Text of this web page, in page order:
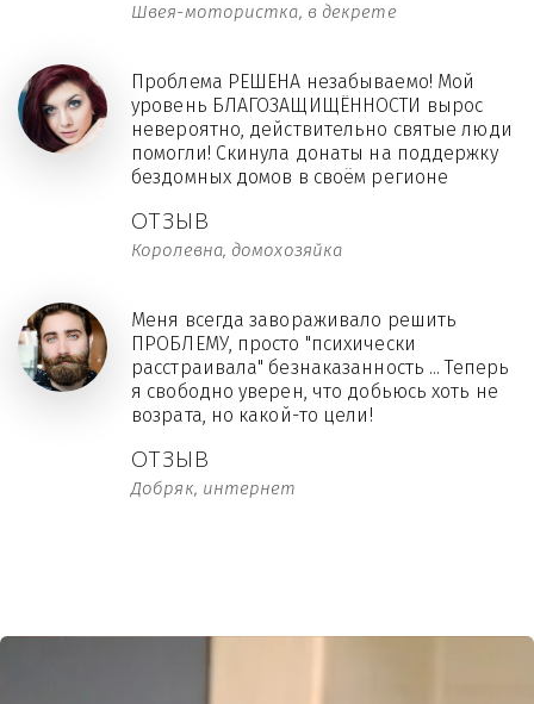
Швея-мотористка, в декрете
ОТЗЫВ
Королевна, домохозяйка
Проблема РЕШЕНА незабываемо! Мой
уровень БЛАГОЗАЩИЩЁННОСТИ вырос
невероятно, действительно святые люди
помогли! Скинула донаты на поддержку
бездомных домов в своём регионе
ОТЗЫВ
Добряк, интернет
Меня всегда завораживало решить
ПРОБЛЕМУ, просто "психически
расстраивала" безнаказанность ... Теперь
я свободно уверен, что добьюсь хоть не
возрата, но какой-то цели!